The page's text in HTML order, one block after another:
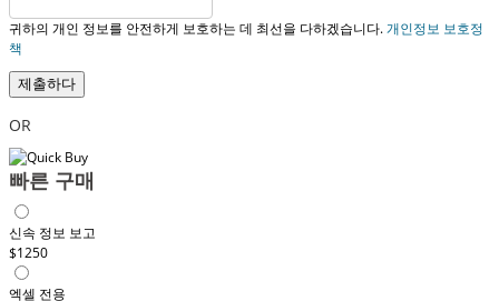
귀하의 개인 정보를 안전하게 보호하는 데 최선을 다하겠습니다.개인정보 보호정
책
제출하다
OR
빠른 구매
신속 정보 보고
$1250
엑셀 전용